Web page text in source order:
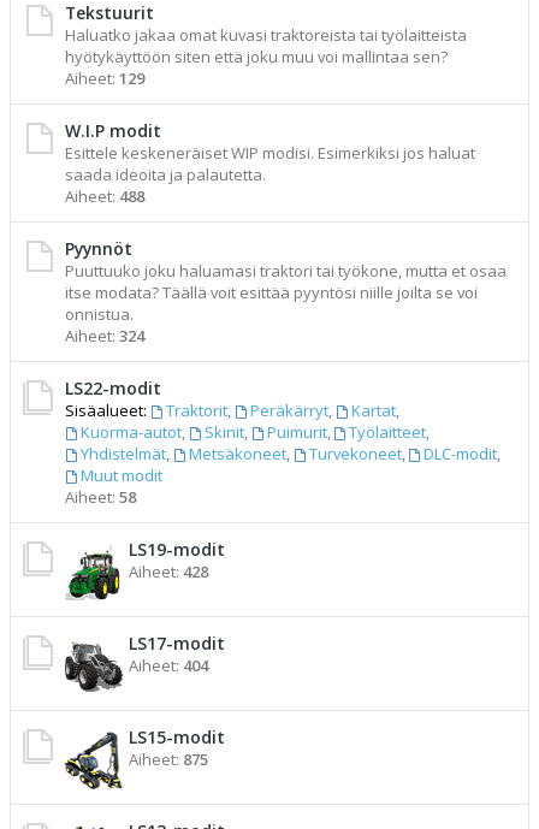
Tekstuurit
Haluatko jakaa omat kuvasi traktoreista tai työlaitteista
hyötykäyttöön siten että joku muu voi mallintaa sen?
Aiheet: 129
W.I.P modit
Esittele keskeneräiset WIP modisi. Esimerkiksi jos haluat
saada ideoita ja palautetta.
Aiheet: 488
Pyynnöt
Puuttuuko joku haluamasi traktori tai työkone, mutta et osaa
itse modata? Täällä voit esittää pyyntösi niille joilta se voi
onnistua.
Aiheet: 324
LS22-modit
Sisäalueet: Traktorit, Peräkärryt, Kartat,
Kuorma-autot, Skinit, Puimurit, Työlaitteet,
Yhdistelmät, Metsäkoneet, Turvekoneet, DLC-modit,
Muut modit
Aiheet: 58
LS19-modit
Aiheet: 428
LS17-modit
Aiheet: 404
LS15-modit
Aiheet: 875